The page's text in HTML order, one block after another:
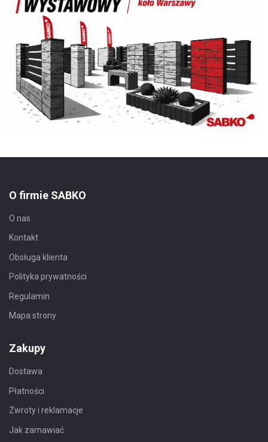
O firmie SABKO
O nas
Kontakt
Obsługa klienta
Polityka prywatności
Regulamin
Mapa strony
Zakupy
Dostawa
Płatności
Zwroty i reklamacje
Jak zamawiać